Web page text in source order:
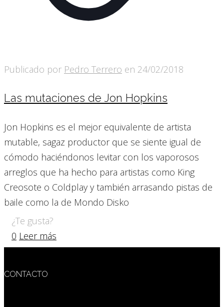
Publicado por Pedro Terrero en 24/02/2018
Las mutaciones de Jon Hopkins
Jon Hopkins es el mejor equivalente de artista
mutable, sagaz productor que se siente igual de
cómodo haciéndonos levitar con los vaporosos
arreglos que ha hecho para artistas como King
Creosote o Coldplay y también arrasando pistas de
baile como la de Mondo Disko
¿Te gusta?
0 Leer más
CONTACTO